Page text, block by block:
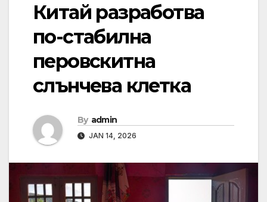
Китай разработва
по-стабилна
перовскитна
слънчева клетка
By admin
JAN 14, 2026